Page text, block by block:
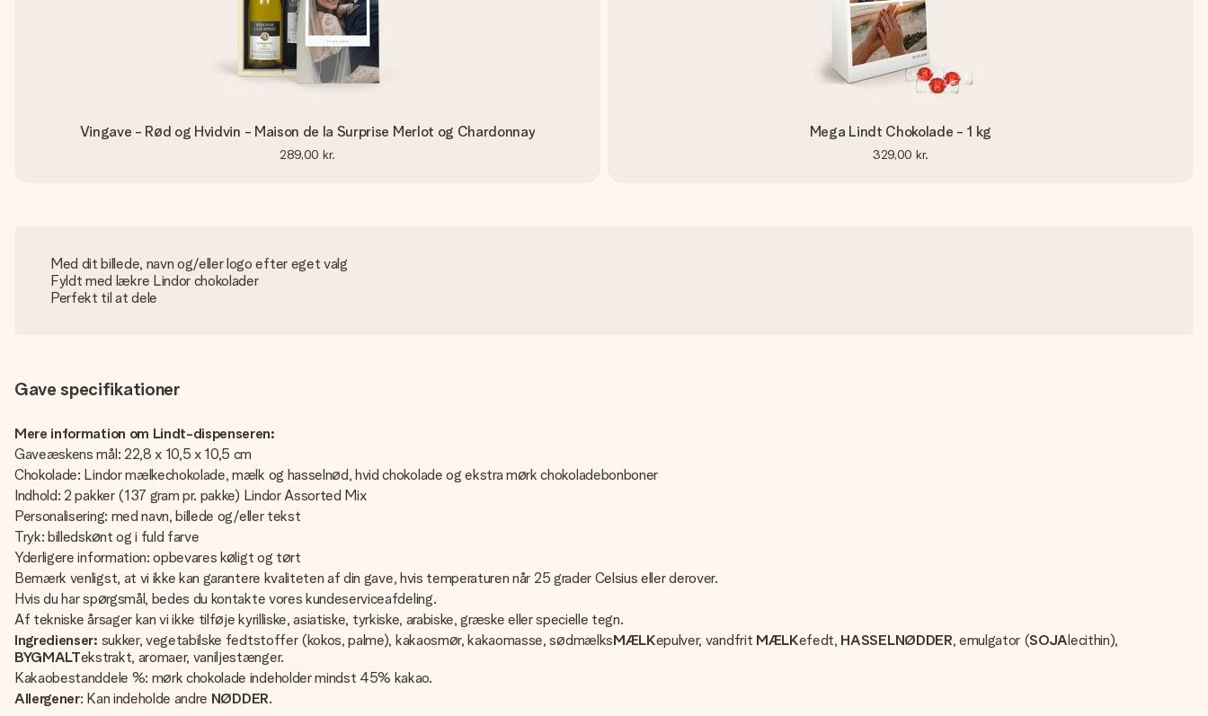
Vingave - Rød og Hvidvin - Maison de la Surprise Merlot og Chardonnay
289,00 kr.
Mega Lindt Chokolade - 1 kg
329,00 kr.
Med dit billede, navn og/eller logo efter eget valg
Fyldt med lækre Lindor chokolader
Perfekt til at dele
Gave specifikationer
Mere information om Lindt-dispenseren:
Gaveæskens mål: 22,8 x 10,5 x 10,5 cm
Chokolade: Lindor mælkechokolade, mælk og hasselnød, hvid chokolade og ekstra mørk chokoladebonboner
Indhold: 2 pakker (137 gram pr. pakke) Lindor Assorted Mix
Personalisering: med navn, billede og/eller tekst
Tryk: billedskønt og i fuld farve
Yderligere information: opbevares køligt og tørt
Bemærk venligst, at vi ikke kan garantere kvaliteten af din gave, hvis temperaturen når 25 grader Celsius eller derover.
Hvis du har spørgsmål, bedes du kontakte vores kundeserviceafdeling.
Af tekniske årsager kan vi ikke tilføje kyrilliske, asiatiske, tyrkiske, arabiske, græske eller specielle tegn.
Ingredienser: sukker, vegetabilske fedtstoffer (kokos, palme), kakaosmør, kakaomasse, sødmælksMÆLKepulver, vandfrit MÆLKefedt, HASSELNØDDER, emulgator (SOJAlecithin),
BYGMALTekstrakt, aromaer, vaniljestænger.
Kakaobestanddele %: mørk chokolade indeholder mindst 45% kakao.
Allergener: Kan indeholde andre NØDDER.